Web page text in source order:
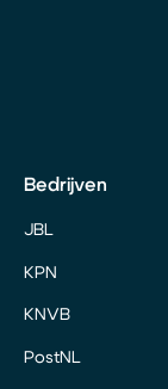
Bedrijven
JBL
KPN
KNVB
PostNL